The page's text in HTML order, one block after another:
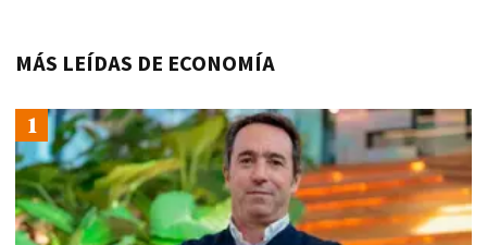
MÁS LEÍDAS DE ECONOMÍA